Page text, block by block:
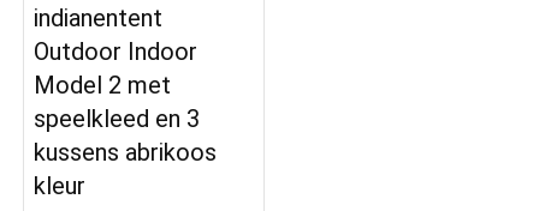
indianentent
Outdoor Indoor
Model 2 met
speelkleed en 3
kussens abrikoos
kleur